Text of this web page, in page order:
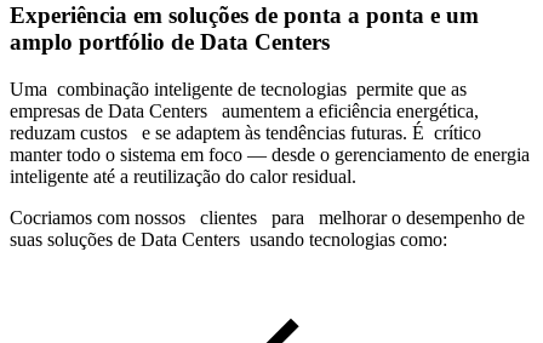
Experiência em soluções de ponta a ponta e um
amplo portfólio de Data Centers
Uma combinação inteligente de tecnologias permite que as
empresas de Data Centers
aumentem a eficiência energética,
reduzam custos
e se adaptem às tendências futuras. É crítico
manter todo o sistema em foco — desde o gerenciamento de energia
inteligente até a reutilização do calor residual.
Cocriamos com nossos
clientes para
melhorar o desempenho de
suas soluções de Data Centers usando tecnologias como: